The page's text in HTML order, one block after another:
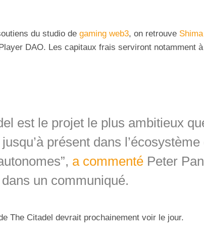
du studio de gaming web3, on retrouve
DAO. Les capitaux frais serviront notamment
est le projet le plus ambitieux
présent dans l’écosystème
a commentéPeter
un communiqué.
The Citadel devrait prochainement voir le jour.